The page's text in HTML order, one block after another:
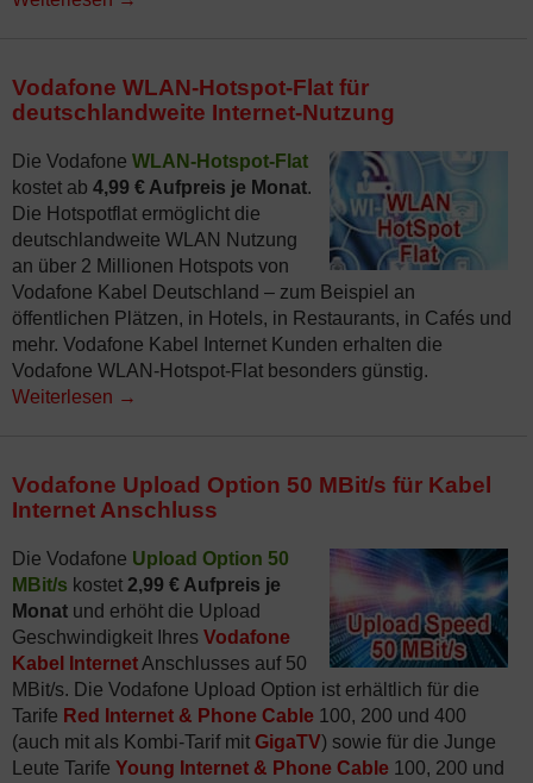
Vodafone WLAN-Hotspot-Flat für
deutschlandweite Internet-Nutzung
Die Vodafone WLAN-Hotspot-Flat
kostet ab 4,99 € Aufpreis je Monat.
Die Hotspotflat ermöglicht die
deutschlandweite WLAN Nutzung
an über 2 Millionen Hotspots von
Vodafone Kabel Deutschland – zum Beispiel an
öffentlichen Plätzen, in Hotels, in Restaurants, in Cafés und
mehr. Vodafone Kabel Internet Kunden erhalten die
Vodafone WLAN-Hotspot-Flat besonders günstig.
Weiterlesen →
Vodafone Upload Option 50 MBit/s für Kabel
Internet Anschluss
Die Vodafone Upload Option 50
MBit/s kostet 2,99 € Aufpreis je
Monat und erhöht die Upload
Geschwindigkeit Ihres Vodafone
Kabel InternetAnschlusses auf 50
MBit/s. Die Vodafone Upload Option ist erhältlich für die
Tarife Red Internet & Phone Cable 100, 200 und 400
(auch mit als Kombi-Tarif mit GigaTV) sowie für die Junge
Leute Tarife Young Internet & Phone Cable 100, 200 und